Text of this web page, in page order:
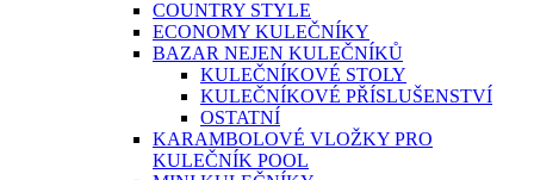
COUNTRY STYLE
ECONOMY KULEČNÍKY
BAZAR NEJEN KULEČNÍKŮ
KULEČNÍKOVÉ STOLY
KULEČNÍKOVÉ PŘÍSLUŠENSTVÍ
OSTATNÍ
KARAMBOLOVÉ VLOŽKY PRO
KULEČNÍK POOL